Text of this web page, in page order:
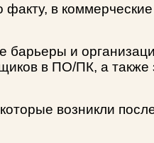
в
барьеры и
в ПО/ПК, а также
возникли